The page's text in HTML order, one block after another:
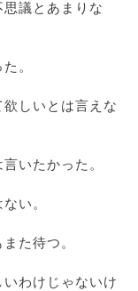
議とあまりな
。
しいとは言えな
いたかった。
い。
た待つ。
わけじゃないけ